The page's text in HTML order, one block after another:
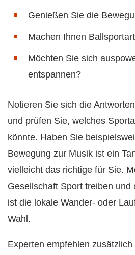
Genießen Sie die
Machen Ihnen
Möchten Sie sich
entspannen?
Notieren Sie sich die
und prüfen Sie, welches
könnte. Haben Sie
Bewegung zur Musik ist ein
vielleicht das richtige für Sie.
Gesellschaft Sport treiben und
ist die lokale Wander- oder
Wahl.
Experten empfehlen